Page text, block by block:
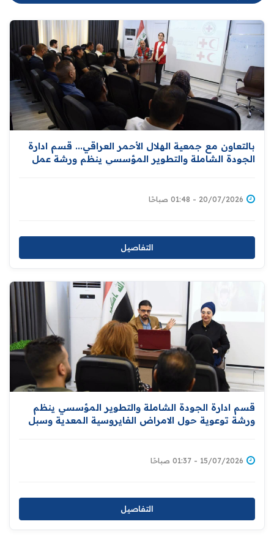
بالتعاون مع جمعية الهلال الأحمر العراقي... قسم ادارة
الجودة الشاملة والتطوير المؤسسي ينظم ورشة عمل
20/07/2026 - 01:48 صباحًا
التفاصيل
قسم ادارة الجودة الشاملة والتطوير المؤسسي ينظم
ورشة توعوية حول الامراض الفايروسية المعدية وسبل
15/07/2026 - 01:37 صباحًا
التفاصيل